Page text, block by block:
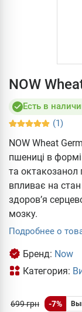
NOW
Есть в
(1)
NOW Wheat
пшениці в
та
впливає на стан
здоров’я
мозку.
Подробнее о
Бренд: Now
Категория:
699 грн -7%